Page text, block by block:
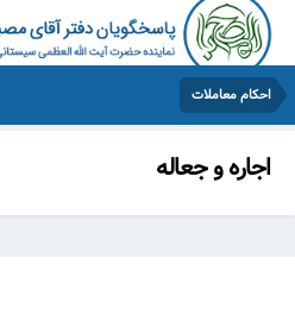
احکام معاملات
اجاره و جعاله